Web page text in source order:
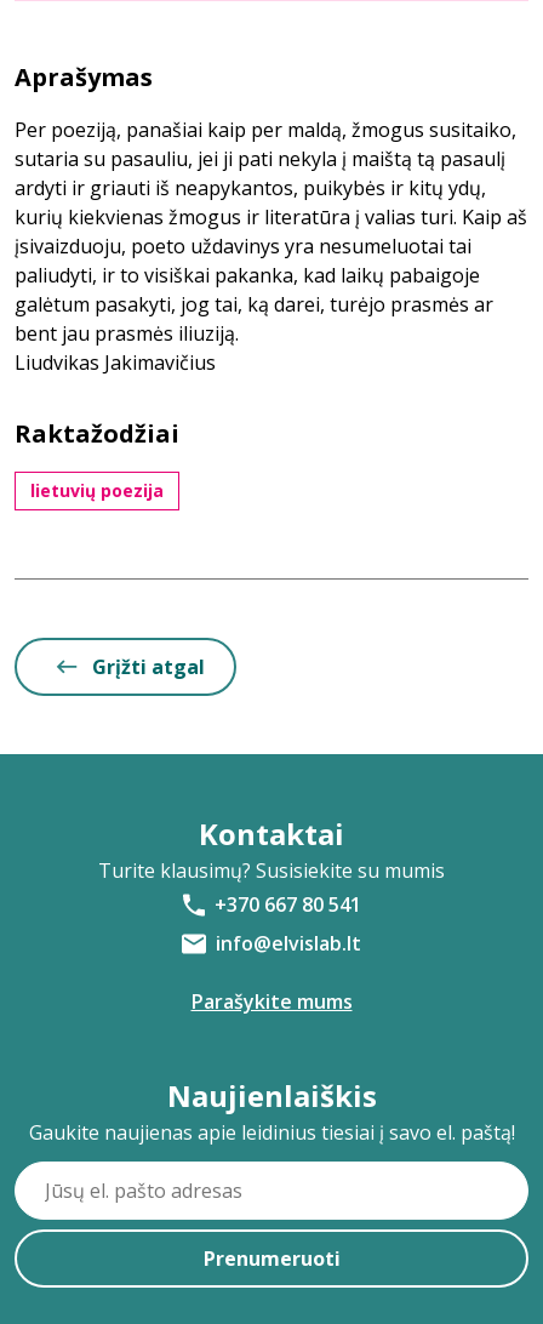
Aprašymas
Per poeziją, panašiai kaip per maldą, žmogus susitaiko,
sutaria su pasauliu, jei ji pati nekyla į maištą tą pasaulį
ardyti ir griauti iš neapykantos, puikybės ir kitų ydų,
kurių kiekvienas žmogus ir literatūra į valias turi. Kaip aš
įsivaizduoju, poeto uždavinys yra nesumeluotai tai
paliudyti, ir to visiškai pakanka, kad laikų pabaigoje
galėtum pasakyti, jog tai, ką darei, turėjo prasmės ar
bent jau prasmės iliuziją.
Liudvikas Jakimavičius
Raktažodžiai
lietuvių poezija
Grįžti atgal
Kontaktai
Turite klausimų? Susisiekite su mumis
+370 667 80 541
info@elvislab.lt
Parašykite mums
Naujienlaiškis
Gaukite naujienas apie leidinius tiesiai į savo el. paštą!
Prenumeruoti